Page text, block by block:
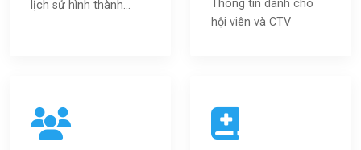
lịch sử hình thành...
Thông tin dành cho
hội viên và CTV